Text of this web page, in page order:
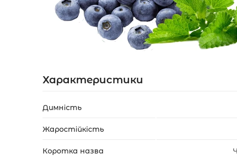
Рус
Характеристики
Димність
Жаростійкість
Коротка назва